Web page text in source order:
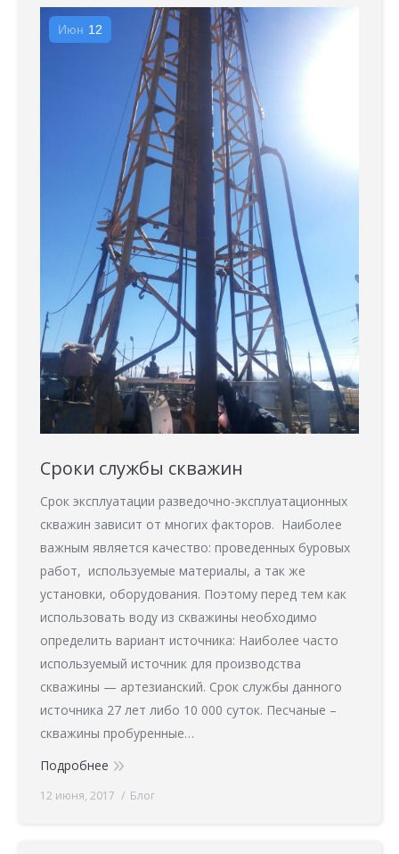
Июн 12
Сроки службы скважин
Срок эксплуатации разведочно-эксплуатационных
скважин зависит от многих факторов. Наиболее
важным является качество: проведенных буровых
работ, используемые материалы, а так же
установки, оборудования. Поэтому перед тем как
использовать воду из скважины необходимо
определить вариант источника: Наиболее часто
используемый источник для производства
скважины — артезианский. Срок службы данного
источника 27 лет либо 10 000 суток. Песчаные –
скважины пробуренные…
Подробнее
12 июня, 2017 Блог